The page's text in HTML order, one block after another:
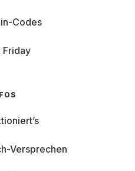
Codes
Friday
Versprechen